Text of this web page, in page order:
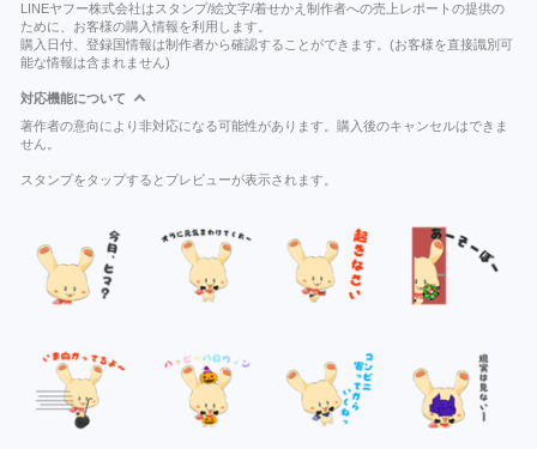
LINEヤフー株式会社はスタンプ/絵文字/着せかえ制作者への売上レポートの提供の
ために、お客様の購入情報を利用します。
購入日付、登録国情報は制作者から確認することができます。(お客様を直接識別可
能な情報は含まれません)
対応機能について
著作者の意向により非対応になる可能性があります。購入後のキャンセルはできま
せん。
スタンプをタップするとプレビューが表示されます。